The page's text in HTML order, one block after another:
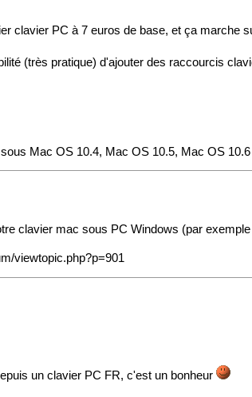
clavier PC à 7 euros de base, et ça marche
(très pratique) d'ajouter des raccourcis
Mac OS 10.4, Mac OS 10.5, Mac OS
clavier mac sous PC Windows (par
viewtopic.php?p=901
un clavier PC FR, c'est un bonheur